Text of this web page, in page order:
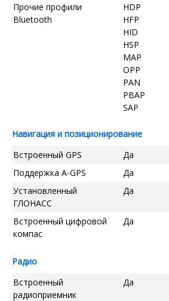
Прочие профили
Bluetooth
HDP
HFP
HID
HSP
MAP
OPP
PAN
PBAP
SAP
Навигация и позиционирование
Встроенный GPS
Да
Поддержка A-GPS
Да
Установленный
ГЛОНАСС
Да
Встроенный цифровой
компас
Да
Радио
Встроенный
радиоприемник
Да